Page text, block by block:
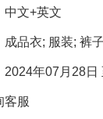
中文+英文
成品衣; 服装; 裤
2024年07月28日
客服